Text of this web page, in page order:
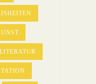
LITERATUR